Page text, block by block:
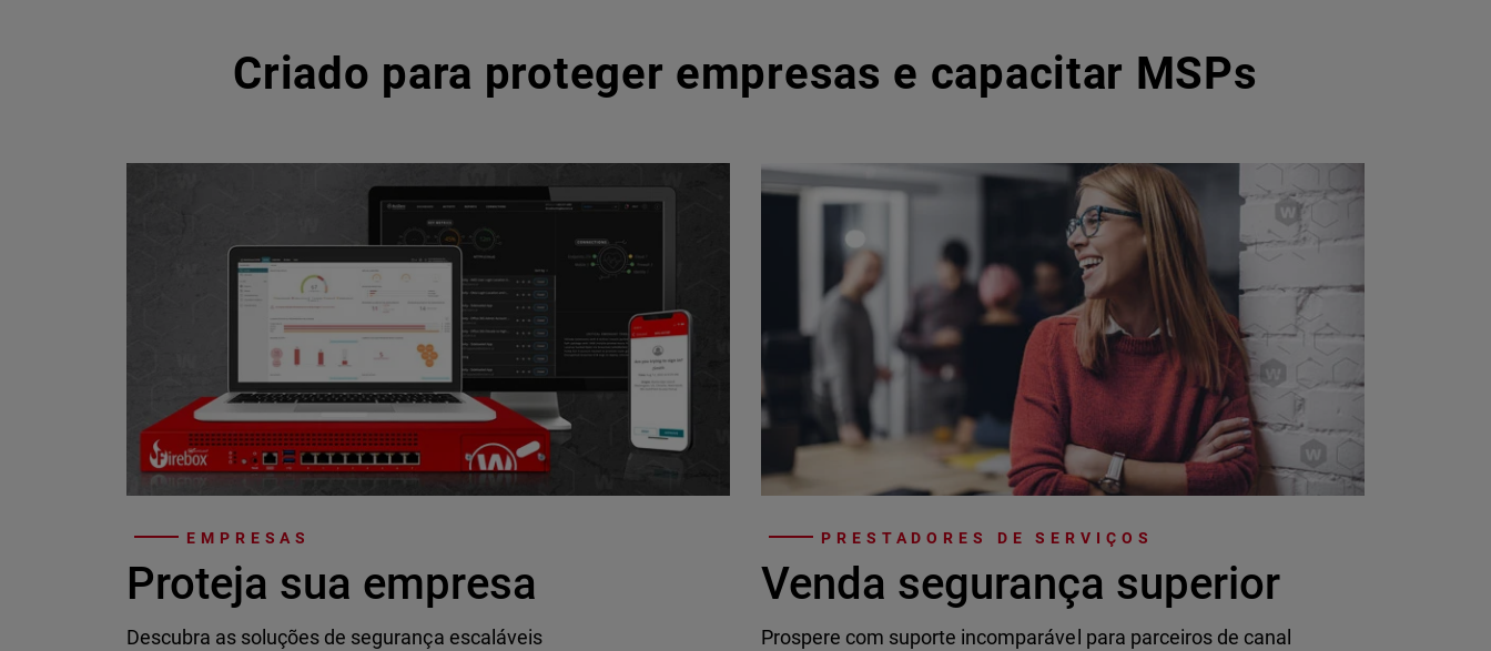
Criado para proteger empresas e capacitar MSPs
EMPRESAS
Proteja sua empresa
Descubra as soluções de segurança escaláveis
PRESTADORES DE SERVIÇOS
Venda segurança superior
Prospere com suporte incomparável para parceiros de canal